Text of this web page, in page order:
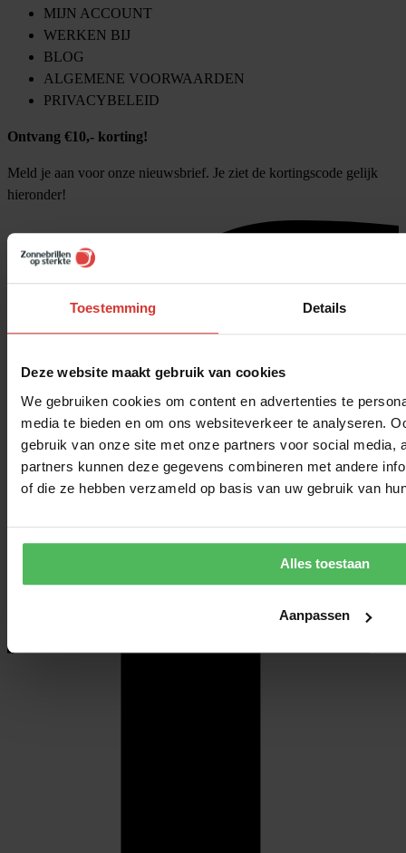
Toestemming Details
Deze website maakt gebruik van cookies
We gebruiken cookies om content en advertenties te
media te bieden en om ons websiteverkeer te analyseren.
gebruik van onze site met onze partners voor social media,
partners kunnen deze gegevens combineren met andere
of die ze hebben verzameld op basis van uw gebruik van
Alles toestaan
Aanpassen
MIJN ACCOUNT
WERKEN BIJ
BLOG
ALGEMENE VOORWAARDEN
PRIVACYBELEID
Ontvang €10,- korting!
Meld je aan voor onze nieuwsbrief. Je ziet de kortingscode gelijk
hieronder!